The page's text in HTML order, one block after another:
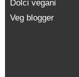
Dolci vegani
Veg blogger